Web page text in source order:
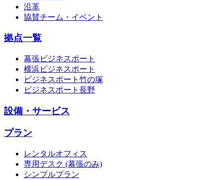
沿革
協賛チーム・イベント
拠点一覧
幕張ビジネスポート
横浜ビジネスポート
ビジネスポート竹の塚
ビジネスポート長野
設備・サービス
プラン
レンタルオフィス
専用デスク (幕張のみ)
シンプルプラン